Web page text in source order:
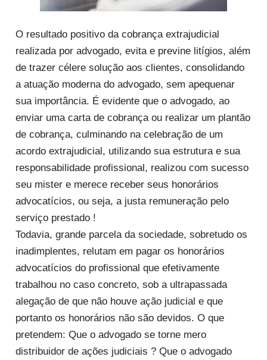
O resultado positivo da cobrança extrajudicial
realizada por advogado, evita e previne litígios, além
de trazer célere solução aos clientes, consolidando
a atuação moderna do advogado, sem apequenar
sua importância. É evidente que o advogado, ao
enviar uma carta de cobrança ou realizar um plantão
de cobrança, culminando na celebração de um
acordo extrajudicial, utilizando sua estrutura e sua
responsabilidade profissional, realizou com sucesso
seu mister e merece receber seus honorários
advocatícios, ou seja, a justa remuneração pelo
serviço prestado !
Todavia, grande parcela da sociedade, sobretudo os
inadimplentes, relutam em pagar os honorários
advocatícios do profissional que efetivamente
trabalhou no caso concreto, sob a ultrapassada
alegação de que não houve ação judicial e que
portanto os honorários não são devidos. O que
pretendem: Que o advogado se torne mero
distribuidor de ações judiciais ? Que o advogado